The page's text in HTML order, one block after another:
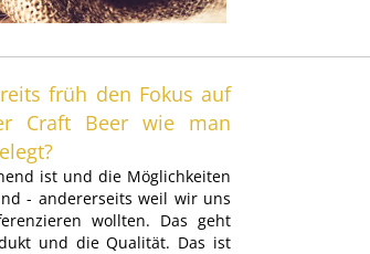
früh den Fokus auf
Craft Beer wie man
ist und die Möglichkeiten
- andererseits weil wir uns
wollten. Das geht
und die Qualität. Das ist